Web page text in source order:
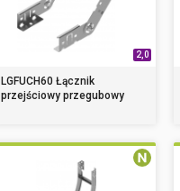
2,0
LGFUCH60 Łącznik
przejściowy przegubowy